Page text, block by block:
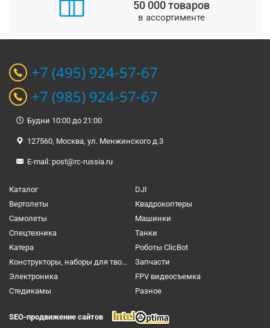
50 000 товаров
в ассортименте
+7 (495) 924-57-67
+7 (985) 924-57-67
Будни 10:00 до 21:00
127560, Москва, ул. Менжинского д.3
E-mail: post@rc-russia.ru
Каталог
DJI
Вертолеты
Квадрокоптеры
Самолеты
Машинки
Спецтехника
Танки
Катера
Роботы ClicBot
Конструкторы, наборы для творчества и настольные игры
Запчасти
Электроника
FPV видеосъемка
Cтедикамы
Разное
SEO-продвижение сайтов